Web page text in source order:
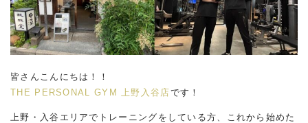
皆さんこんにちは！！
THE PERSONAL GYM 上野入谷店です！
上野・入谷エリアでトレーニングをしている方、これから始めた